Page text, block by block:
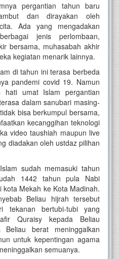
pergantian tahun baru
dan dirayakan oleh
Ada yang mengadakan
jenis perlombaan,
bersama, muhasabah akhir
kegiatan menarik lainnya.
di tahun ini terasa berbeda
pandemi covid 19. Namun
hati umat Islam pergantian
dalam sanubari masing-
bisa berkumpul bersama,
kecanggihan teknologi
video taushiah maupun live
diadakan oleh ustdaz pilihan
sudah memasuki tahun
1442 tahun pula Nabi
kota Mekah ke Kota Madinah.
Beliau hijrah tersebut
tekanan bertubi-tubi yang
Quraisy kepada Beliau
Beliau berat meninggalkan
untuk kepentingan agama
semuanya.